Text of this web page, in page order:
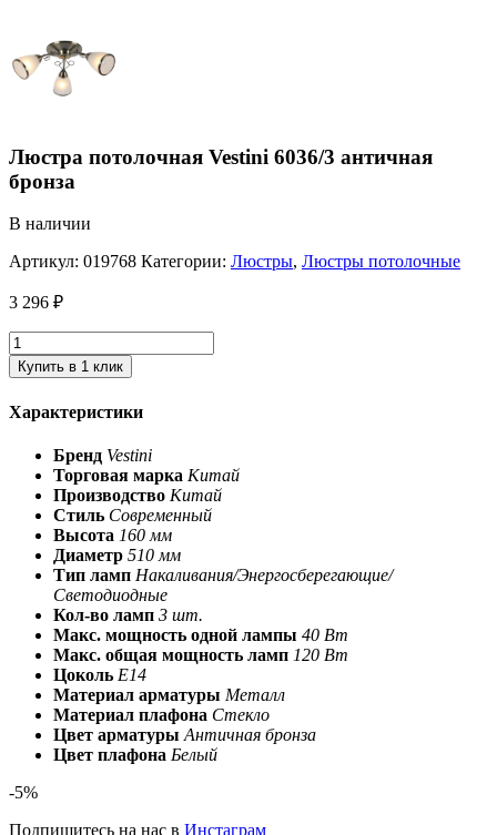
Люстра потолочная Vestini 6036/3 античная
бронза
В наличии
Артикул: 019768 Категории: Люстры, Люстры потолочные
3 296 ₽
Купить в 1 клик
Характеристики
Бренд Vestini
Торговая марка Китай
Производство Китай
Стиль Современный
Высота 160 мм
Диаметр 510 мм
Тип ламп Накаливания/Энергосберегающие/
Светодиодные
Кол-во ламп 3 шт.
Макс. мощность одной лампы 40 Вт
Макс. общая мощность ламп 120 Вт
Цоколь E14
Материал арматуры Металл
Материал плафона Стекло
Цвет арматуры Античная бронза
Цвет плафона Белый
-5%
Подпишитесь на нас в Инстаграм